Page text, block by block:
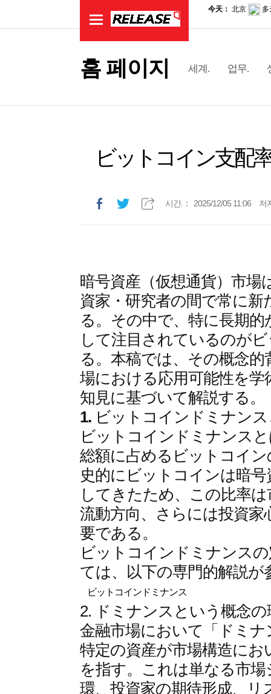
홈 페이지 세계. 업무.
ビットコイン支配
시간.： 2025/12/05 11:06 저
暗号資産（仮想通貨）市
資家・研究者の間で常に
る。その中で、特に長期
して注目されているのが
る。本稿では、その概念
場における応用可能性を
知見に基づいて解説する。
1. ビットコインドミナン
ビットコインドミナンス
総額に占めるビットコイ
史的にビットコインは暗
してきたため、この比率
流動方向、さらには投資
要である。
ビットコインドミナンス
ては、以下の専門的解説が
ビットコインドミナンス
2. ドミナンスという概念の
金融市場において「ドミナ
特定の資産が市場構造に
を指す。これは単なる市
環、投資家の期待形成、リ